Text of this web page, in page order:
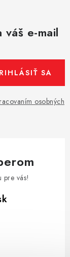
e-mail
osobných
SA
pre vás!